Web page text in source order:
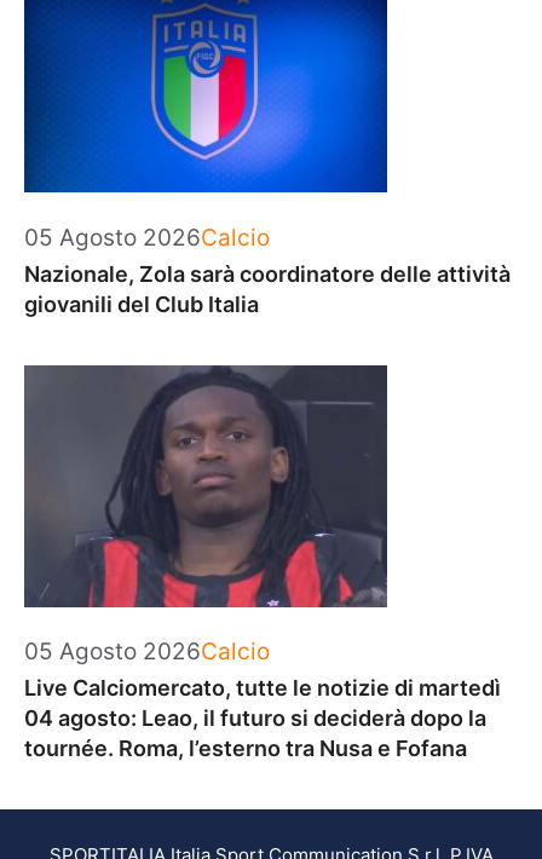
05 Agosto 2026Categorie
Calcio
Nazionale, Zola sarà coordinatore delle attività
giovanili del Club Italia
05 Agosto 2026Categorie
Calcio
Live Calciomercato, tutte le notizie di martedì
04 agosto: Leao, il futuro si deciderà dopo la
tournée. Roma, l’esterno tra Nusa e Fofana